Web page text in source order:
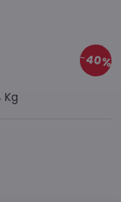
40%
Kg